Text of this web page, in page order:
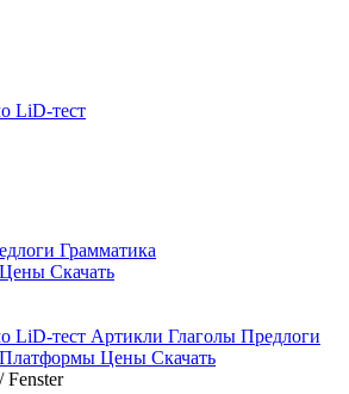
LiD-тест
Грамматика
Цены Скачать
LiD-тест Артикли Глаголы Предлоги
Платформы Цены Скачать
/ Fenster